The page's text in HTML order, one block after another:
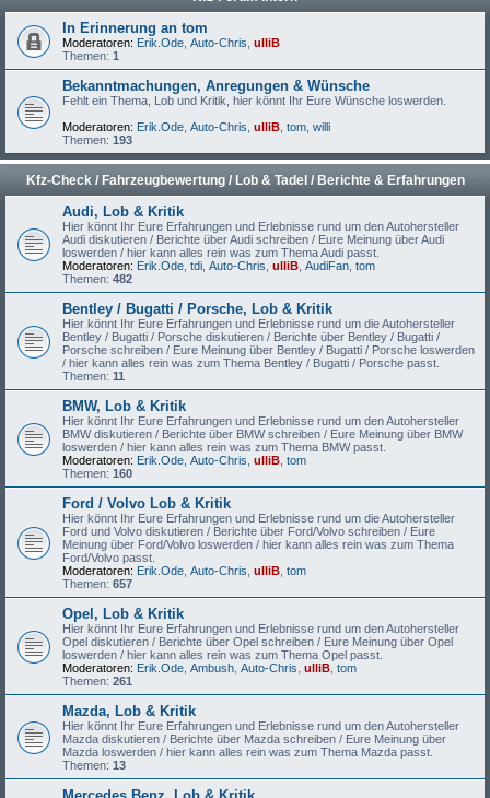
In Erinnerung an tom
Moderatoren: Erik.Ode Auto-Chris ulliB
Themen: 1
Bekanntmachungen, Anregungen & Wünsche
Fehlt ein Thema, Lob und Kritik, hier könnt Ihr Eure Wünsche loswerden.
Moderatoren: Erik.Ode Auto-Chris ulliB tom willi
Themen: 193
Kfz-Check / Fahrzeugbewertung / Lob & Tadel / Berichte & Erfahrungen
Audi, Lob & Kritik
Hier könnt Ihr Eure Erfahrungen und Erlebnisse rund um den Autohersteller
Audi diskutieren / Berichte über Audi schreiben / Eure Meinung über Audi
loswerden / hier kann alles rein was zum Thema Audi passt.
Moderatoren: Erik.Ode tdi Auto-Chris ulliB AudiFan tom
Themen: 482
Bentley / Bugatti / Porsche, Lob & Kritik
Hier könnt Ihr Eure Erfahrungen und Erlebnisse rund um die Autohersteller
Bentley / Bugatti / Porsche diskutieren / Berichte über Bentley / Bugatti /
Porsche schreiben / Eure Meinung über Bentley / Bugatti / Porsche loswerden
/ hier kann alles rein was zum Thema Bentley / Bugatti / Porsche passt.
Themen: 11
BMW, Lob & Kritik
Hier könnt Ihr Eure Erfahrungen und Erlebnisse rund um den Autohersteller
BMW diskutieren / Berichte über BMW schreiben / Eure Meinung über BMW
loswerden / hier kann alles rein was zum Thema BMW passt.
Moderatoren: Erik.Ode Auto-Chris ulliB tom
Themen: 160
Ford / Volvo Lob & Kritik
Hier könnt Ihr Eure Erfahrungen und Erlebnisse rund um die Autohersteller
Ford und Volvo diskutieren / Berichte über Ford/Volvo schreiben / Eure
Meinung über Ford/Volvo loswerden / hier kann alles rein was zum Thema
Ford/Volvo passt.
Moderatoren: Erik.Ode Auto-Chris ulliB tom
Themen: 657
Opel, Lob & Kritik
Hier könnt Ihr Eure Erfahrungen und Erlebnisse rund um den Autohersteller
Opel diskutieren / Berichte über Opel schreiben / Eure Meinung über Opel
loswerden / hier kann alles rein was zum Thema Opel passt.
Moderatoren: Erik.Ode Ambush Auto-Chris ulliB tom
Themen: 261
Mazda, Lob & Kritik
Hier könnt Ihr Eure Erfahrungen und Erlebnisse rund um den Autohersteller
Mazda diskutieren / Berichte über Mazda schreiben / Eure Meinung über
Mazda loswerden / hier kann alles rein was zum Thema Mazda passt.
Themen: 13